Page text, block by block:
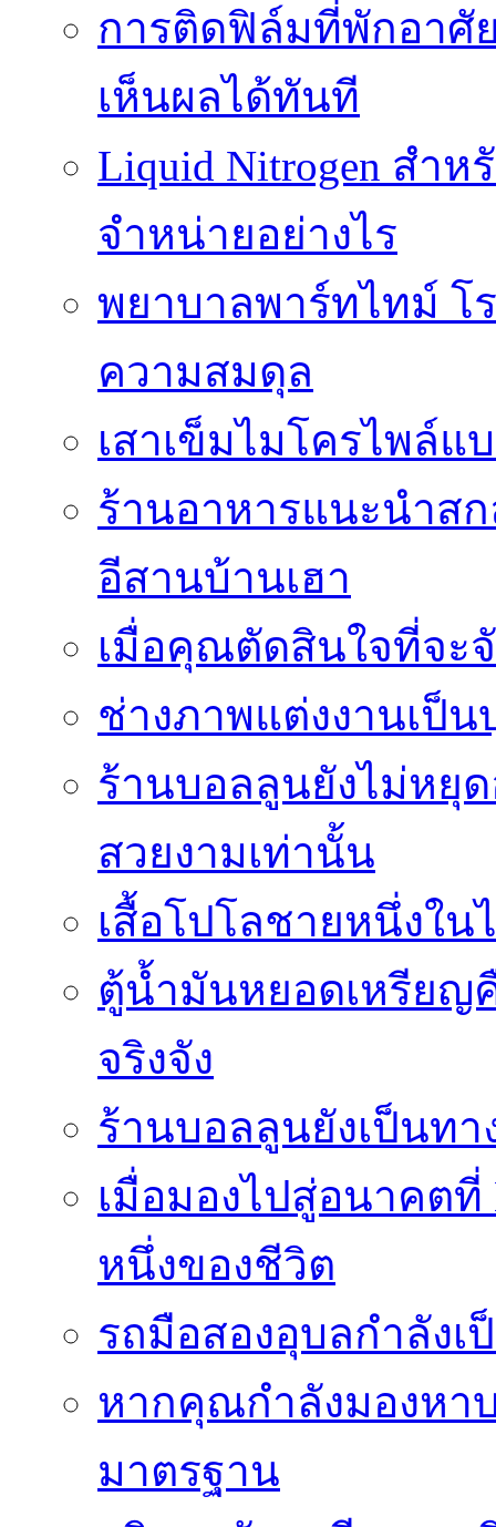
การติดฟิล์มที่พักอาศั
เห็นผลได้ทันที
Liquid Nitrogen สำ
จำหน่ายอย่างไร
พยาบาลพาร์ทไทม์ โ
ความสมดุล
เสาเข็มไมโครไพล์
ร้านอาหารแนะนำส
อีสานบ้านเฮา
เมื่อคุณตัดสินใจที่จะ
ช่างภาพแต่งงานเป็
ร้านบอลลูนยังไม่หยุ
สวยงามเท่านั้น
เสื้อโปโลชายหนึ่งใ
ตู้น้ำมันหยอดเหรียญ
จริงจัง
ร้านบอลลูนยังเป็นทา
เมื่อมองไปสู่อนาคตที่
หนึ่งของชีวิต
รถมือสองอุบลกำลัง
หากคุณกำลังมองหา
มาตรฐาน